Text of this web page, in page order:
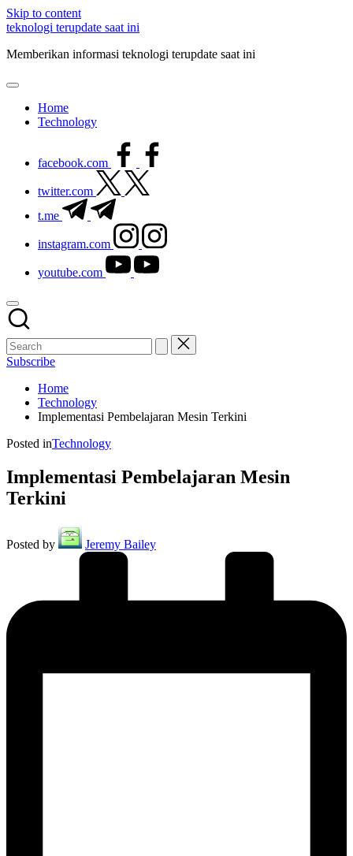
Skip to content
teknologi terupdate saat ini
Memberikan informasi teknologi terupdate saat ini
Home
Technology
facebook.com
twitter.com
t.me
instagram.com
youtube.com
Subscribe
Home
Technology
Implementasi Pembelajaran Mesin Terkini
Posted inTechnology
Implementasi Pembelajaran Mesin
Terkini
Posted by Jeremy Bailey